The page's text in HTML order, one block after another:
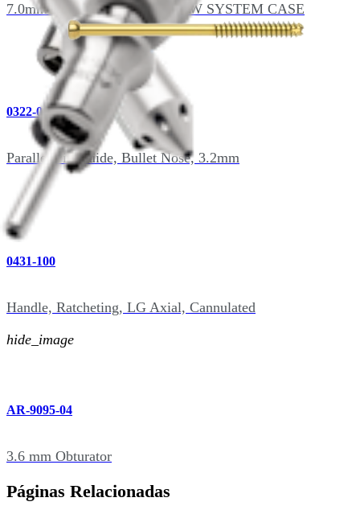
7.0mm CANNULATED SCREW SYSTEM CASE
0322-000
Parallel Pin Guide, Bullet Nose, 3.2mm
0431-100
Handle, Ratcheting, LG Axial, Cannulated
hide_image
AR-9095-04
3.6 mm Obturator
Páginas Relacionadas